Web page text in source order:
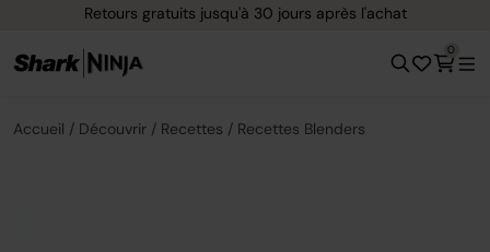
Retours gratuits jusqu'à 30 jours après l'achat
0
Accueil Découvrir Recettes Recettes Blenders